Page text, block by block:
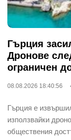
Гърция
Дронове
ограничен
08.08.2026 18:40:56
Гърция е
използвайки
обществения